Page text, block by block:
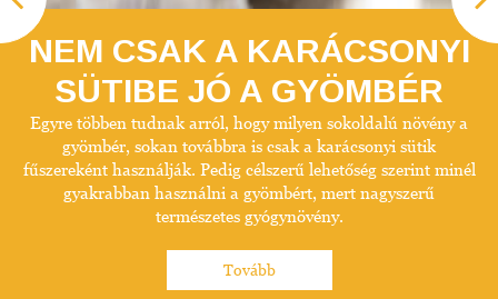
NEM CSAK A KARÁCSONYI
SÜTIBE JÓ A GYÖMBÉR
Egyre többen tudnak arról, hogy milyen sokoldalú növény a
gyömbér, sokan továbbra is csak a karácsonyi sütik
fűszereként használják. Pedig célszerű lehetőség szerint minél
gyakrabban használni a gyömbért, mert nagyszerű
természetes gyógynövény.
Tovább